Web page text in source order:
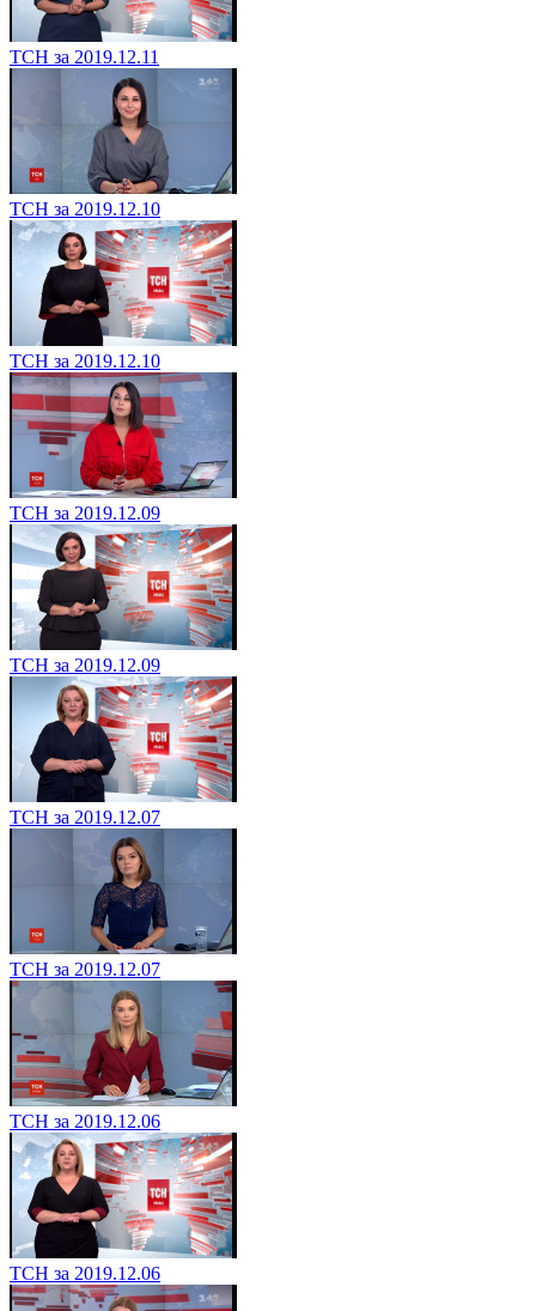
ТСН за 2019.12.11
ТСН за 2019.12.10
ТСН за 2019.12.10
ТСН за 2019.12.09
ТСН за 2019.12.09
ТСН за 2019.12.07
ТСН за 2019.12.07
ТСН за 2019.12.06
ТСН за 2019.12.06